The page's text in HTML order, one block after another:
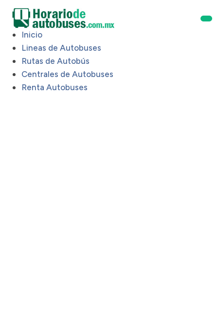
Inicio
Lineas de Autobuses
Rutas de Autobús
Centrales de Autobuses
Renta Autobuses